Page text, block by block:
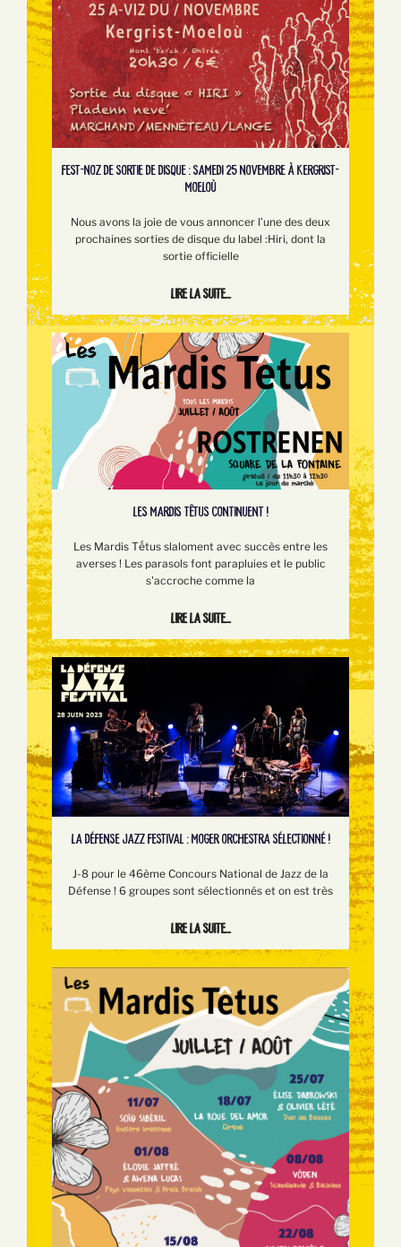
FEST-NOZ DE SORTIE DE DISQUE : SAMEDI 25 NOVEMBRE À KERGRIST-
MOELOÙ
Nous avons la joie de vous annoncer l’une des deux
prochaines sorties de disque du label :Hiri, dont la
sortie officielle
Lire la suite...
LES MARDIS TÊTUS CONTINUENT !
Les Mardis Tếtus slaloment avec succès entre les
averses ! Les parasols font parapluies et le public
s'accroche comme la
Lire la suite...
LA DÉFENSE JAZZ FESTIVAL : MOGER ORCHESTRA SÉLECTIONNÉ !
J-8 pour le 46ème Concours National de Jazz de la
Défense ! 6 groupes sont sélectionnés et on est très
Lire la suite...